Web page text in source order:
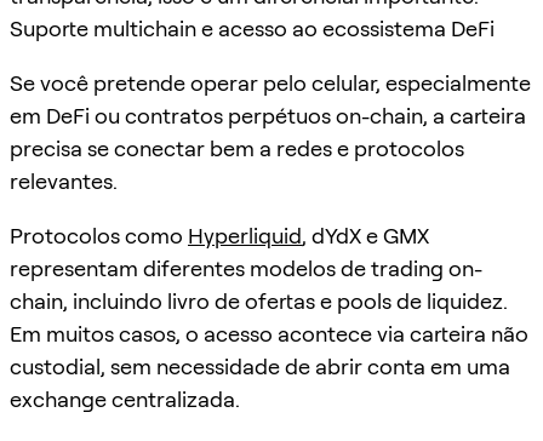
Suporte multichain e acesso ao ecossistema DeFi
Se você pretende operar pelo celular, especialmente
em DeFi ou contratos perpétuos on-chain, a carteira
precisa se conectar bem a redes e protocolos
relevantes.
Protocolos como Hyperliquid, dYdX e GMX
representam diferentes modelos de trading on-
chain, incluindo livro de ofertas e pools de liquidez.
Em muitos casos, o acesso acontece via carteira não
custodial, sem necessidade de abrir conta em uma
exchange centralizada.